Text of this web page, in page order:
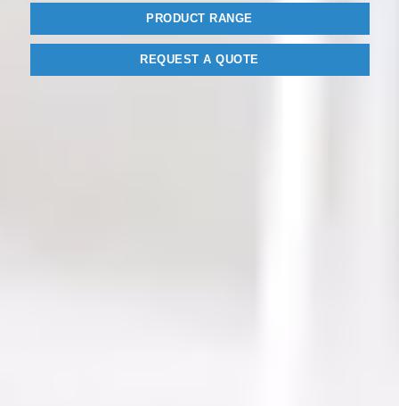
PRODUCT RANGE
REQUEST A QUOTE